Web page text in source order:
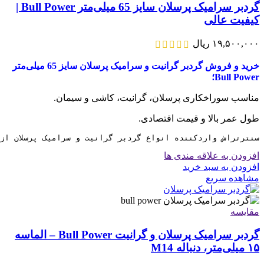
گردبر سرامیک پرسلان سایز 65 میلی‌متر Bull Power |
کیفیت عالی
۱۹,۵۰۰,۰۰۰ ریال
خرید و فروش گردبر گرانیت و سرامیک پرسلان سایز 65 میلی‌متر
Bull Power؛
مناسب سوراخکاری پرسلان، گرانیت، کاشی و سیمان.
طول عمر بالا و قیمت اقتصادی.
سنترتراش واردکننده انواع گردبر گرانیت و سرامیک پرسلان از 6 تا 130 میلی متر می
افزودن به علاقه مندی ها
افزودن به سبد خرید
مشاهده سریع
مقایسه
گردبر سرامیک پرسلان و گرانیت Bull Power – الماسه
۱۵ میلی‌متر، دنباله M14